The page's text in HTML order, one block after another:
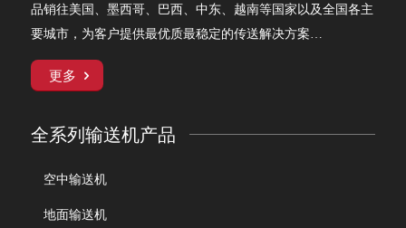
品销往美国、墨西哥、巴西、中东、越南等国家以及全国各主
要城市，为客户提供最优质最稳定的传送解决方案…
更多
全系列输送机产品
空中输送机
地面输送机